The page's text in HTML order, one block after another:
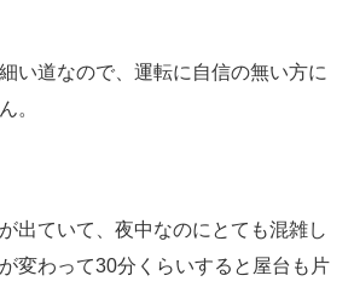
い道なので、運転に自信の無い方に
。
出ていて、夜中なのにとても混雑し
変わって30分くらいすると屋台も片